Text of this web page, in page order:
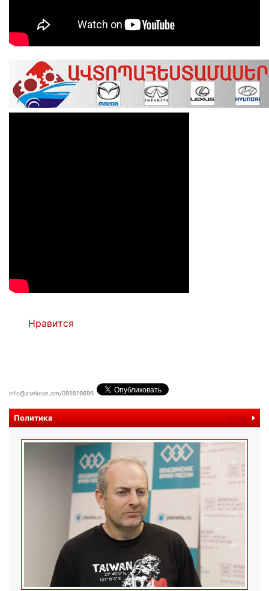
Нравится
info@asekose.am/095519696
Политика далее